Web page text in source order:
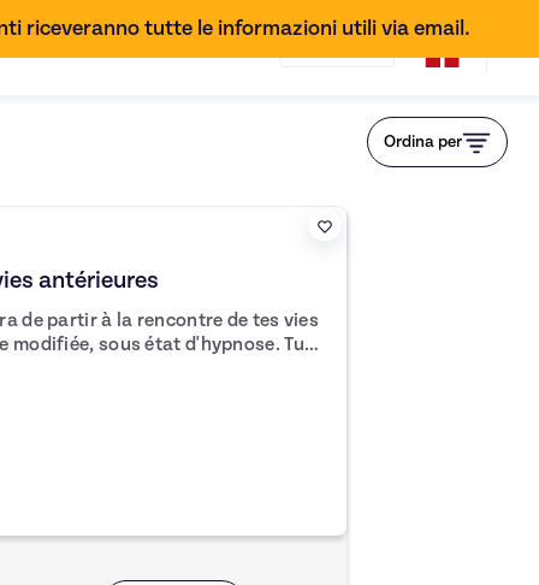
riceveranno tutte le informazioni utili via email.
Ordina per
antérieures
de partir à la rencontre de tes vies
sous état d'hypnose. Tu
limitantes de notre vie actuelle